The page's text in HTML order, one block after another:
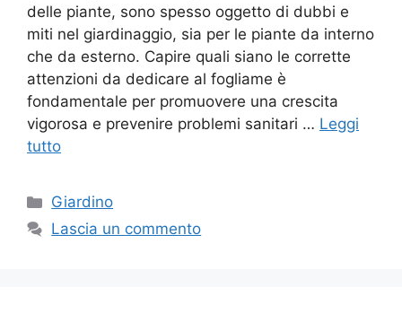
delle piante, sono spesso oggetto di dubbi e
miti nel giardinaggio, sia per le piante da interno
che da esterno. Capire quali siano le corrette
attenzioni da dedicare al fogliame è
fondamentale per promuovere una crescita
vigorosa e prevenire problemi sanitari … Leggi
tutto
Categorie
Giardino
Lascia un commento